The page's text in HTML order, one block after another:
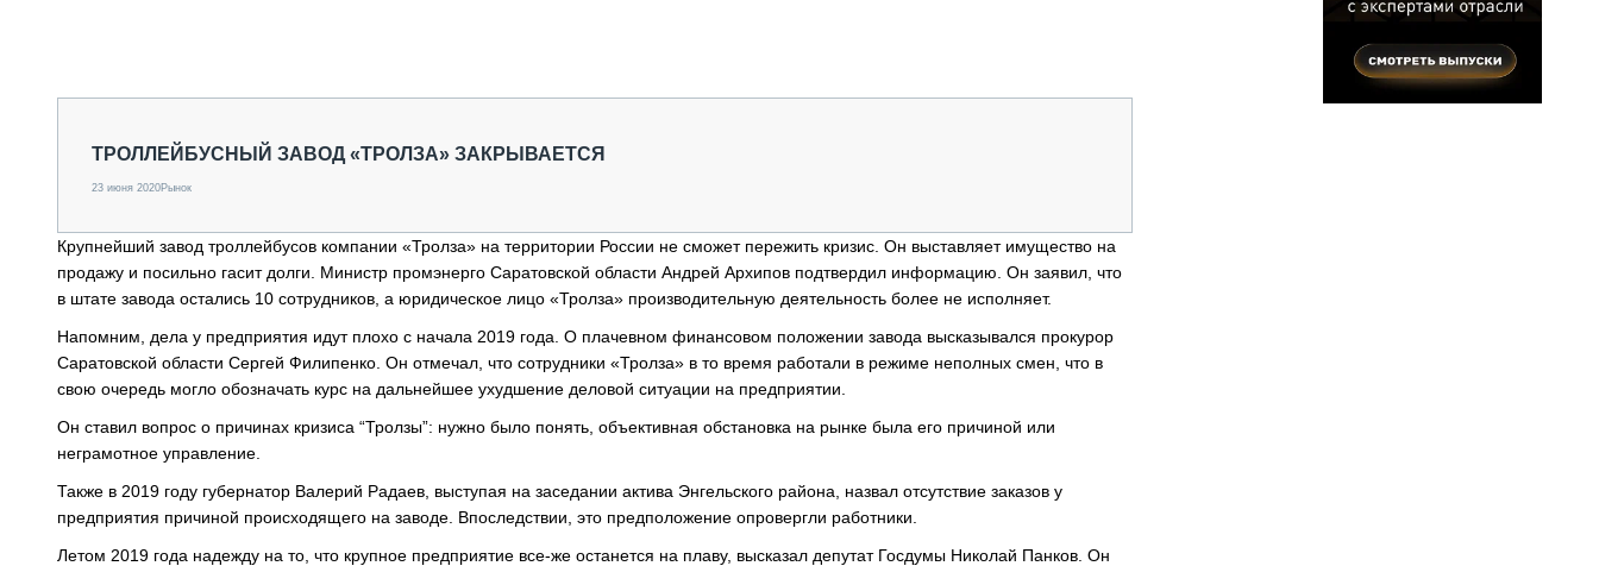
ТРОЛЛЕЙБУСНЫЙ ЗАВОД «ТРОЛЗА» ЗАКРЫВАЕТСЯ
23 июня 2020Рынок
Крупнейший завод троллейбусов компании «Тролза» на территории России не сможет пережить кризис. Он выставляет имущество на
продажу и посильно гасит долги. Министр промэнерго Саратовской области Андрей Архипов подтвердил информацию. Он заявил, что
в штате завода остались 10 сотрудников, а юридическое лицо «Тролза» производительную деятельность более не исполняет.
Напомним, дела у предприятия идут плохо с начала 2019 года. О плачевном финансовом положении завода высказывался прокурор
Саратовской области Сергей Филипенко. Он отмечал, что сотрудники «Тролза» в то время работали в режиме неполных смен, что в
свою очередь могло обозначать курс на дальнейшее ухудшение деловой ситуации на предприятии.
Он ставил вопрос о причинах кризиса “Тролзы”: нужно было понять, объективная обстановка на рынке была его причиной или
неграмотное управление.
Также в 2019 году губернатор Валерий Радаев, выступая на заседании актива Энгельского района, назвал отсутствие заказов у
предприятия причиной происходящего на заводе. Впоследствии, это предположение опровергли работники.
Летом 2019 года надежду на то, что крупное предприятие все-же останется на плаву, высказал депутат Госдумы Николай Панков. Он